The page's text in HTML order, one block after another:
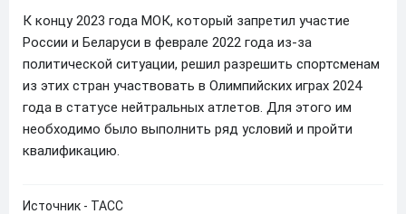
К концу 2023 года МОК, который запретил участие
России и Беларуси в феврале 2022 года из-за
политической ситуации, решил разрешить спортсменам
из этих стран участвовать в Олимпийских играх 2024
года в статусе нейтральных атлетов. Для этого им
необходимо было выполнить ряд условий и пройти
квалификацию.
Источник - ТАСС